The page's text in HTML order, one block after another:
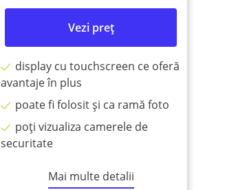
Vezi preț
display cu touchscreen ce oferă
avantaje în plus
poate fi folosit și ca ramă foto
poți vizualiza camerele de
securitate
Mai multe detalii